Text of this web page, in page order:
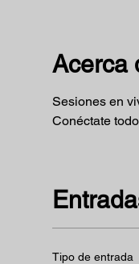
Acerca
Sesiones en
Conéctate
Tipo de entrada